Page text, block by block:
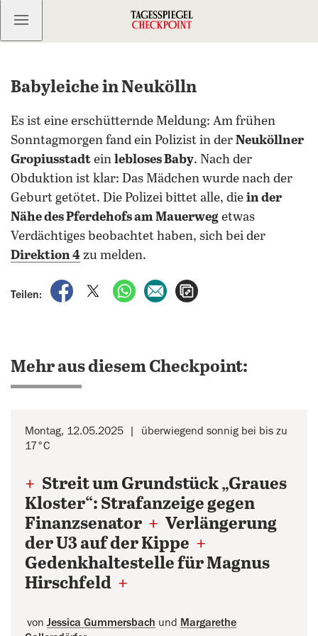
Kostenlos anmelden
Babyleiche in Neukölln
Es ist eine erschütternde Meldung: Am frühen
Sonntagmorgen fand ein Polizist in der Neuköllner
Gropiusstadt ein lebloses Baby. Nach der
Obduktion ist klar: Das Mädchen wurde nach der
Geburt getötet. Die Polizei bittet alle, die in der
Nähe des Pferdehofs am Mauerweg etwas
Verdächtiges beobachtet haben, sich bei der
Direktion 4 zu melden.
Teilen:
auf Facebook teilen
auf X teilenper WhatsApp teilen
per E-Mail teilen
Mehr aus diesem Checkpoint:
Montag, 12.05.2025
überwiegend sonnig bei bis zu
17°C
+ Streit um Grundstück „Graues
Kloster“: Strafanzeige gegen
Finanzsenator + Verlängerung
der U3 auf der Kippe +
Gedenkhaltestelle für Magnus
Hirschfeld +
von Jessica Gummersbach und Margarethe